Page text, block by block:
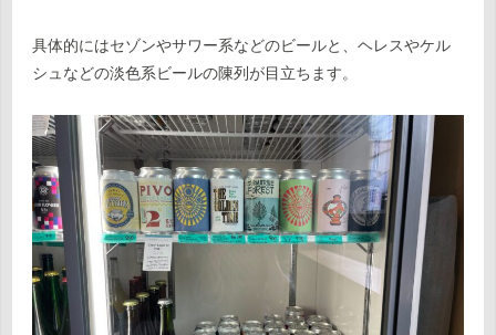
具体的にはセゾンやサワー系などのビールと、ヘレスやケル
シュなどの淡色系ビールの陳列が目立ちます。